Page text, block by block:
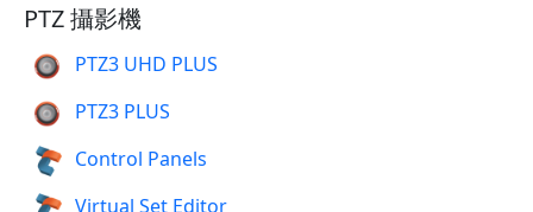
PTZ 攝影機
PTZ3 UHD PLUS
PTZ3 PLUS
Control Panels
Virtual Set Editor